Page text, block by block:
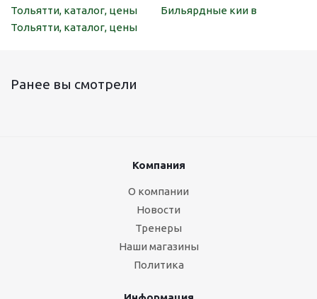
Тольятти, каталог, цены
Бильярдные кии в
Тольятти, каталог, цены
Ранее вы смотрели
Компания
О компании
Новости
Тренеры
Наши магазины
Политика